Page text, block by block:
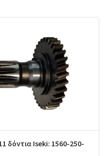
δόντια Iseki: 1560-250-